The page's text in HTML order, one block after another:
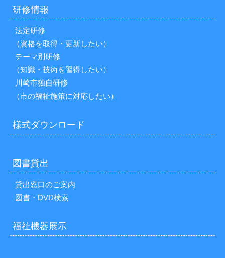
研修情報
法定研修
（資格を取得・更新したい）
テーマ別研修
（知識・技術を習得したい）
川崎市独自研修
（市の福祉施策に対応したい）
様式ダウンロード
図書貸出
貸出窓口のご案内
図書・DVD検索
福祉機器展示